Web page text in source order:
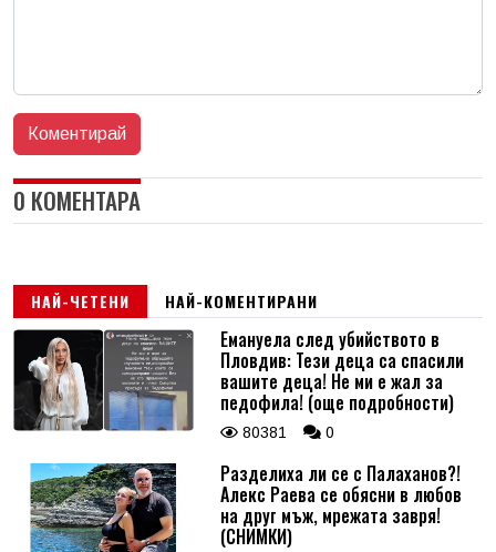
0 КОМЕНТАРА
НАЙ-ЧЕТЕНИ НАЙ-КОМЕНТИРАНИ
Емануела след убийството в
Пловдив: Тези деца са спасили
вашите деца! Не ми е жал за
педофила! (още подробности)
80381 0
Разделиха ли се с Палаханов?!
Алекс Раева се обясни в любов
на друг мъж, мрежата завря!
(СНИМКИ)